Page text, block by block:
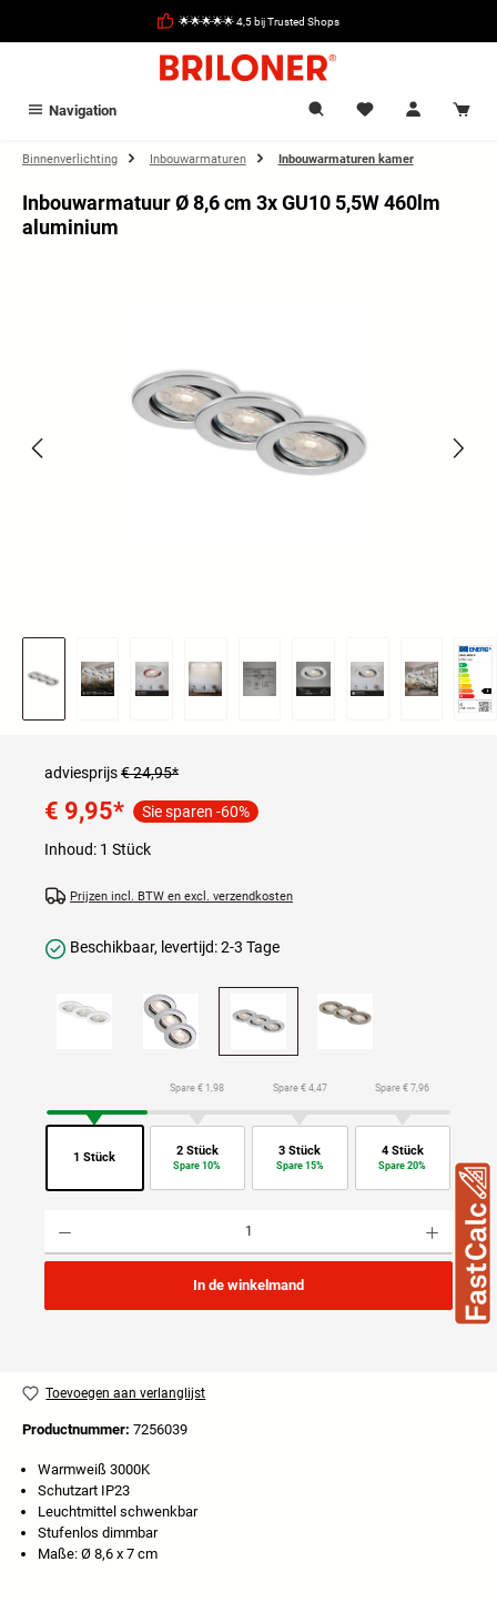
🌟🌟🌟🌟🌟 4,5 bij Trusted Shops
Navigation
Binnenverlichting Inbouwarmaturen Inbouwarmaturen kamer
Inbouwarmatuur Ø 8,6 cm 3x GU10 5,5W 460lm
aluminium
adviesprijs€ 24,95*
€ 9,95* Sie sparen -60%
Inhoud: 1 Stück
Prijzen incl. BTW en excl. verzendkosten
Beschikbaar, levertijd: 2-3 Tage
1 Stück
Spare € 1,98
2 Stück
Spare 10%
Spare € 4,47
3 Stück
Spare 15%
Spare € 7,96
4 Stück
Spare 20%
Producthoeveelheid: Voer de gewenste hoeveelheid in of gebruik de knoppen om de
In de winkelmand
Toevoegen aan verlanglijst
Productnummer: 7256039
Warmweiß 3000K
Schutzart IP23
Leuchtmittel schwenkbar
Stufenlos dimmbar
Maße: Ø 8,6 x 7 cm